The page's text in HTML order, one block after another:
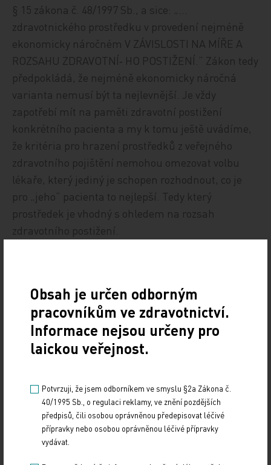
§ 15 zákona č. 48/1997 Sb., a sice: „…
zdravotnického prostředku v provedení nejméně
ekonomicky náročném V ZÁVISLOSTI NA MÍŘE A
ROZSAHU ZDRAVOTNÍ‑ HO POSTIŽENÍ.“ Zákon tedy
předpokládá, že nejméně ekonomicky náročná
varianta nemusí být ta nejlevnější. Je vždy
zapotřebí mít na paměti zdravotní postižení
konkrétního pacienta a my k tomu ještě uvádíme,
že kritéria pro hrazení prostředků z veřejného
zdravotního pojištění nemohou omezovat volbu
lékaře, který jediný je schopen rozhodnout, co je
pro „jeho“ pacienta to nejlepší. Tedy který
prostředek je vhodný s ohledem na rozsah
zdravotního postižení.
léčby, protože nejsou dostatečně zohledněny míra
a rozsah zdravotního postižení a mohou znamenat
další komplikace a náklady na léčbu. Zdravotní
pojišťovna se svými postupy zcela míjí smysl
Pro současnou situaci a výzvu k podání „žádosti o
setrvání v úhradovém katalogu“ budeme
instruovat členy, aby z důvodu procesní opatrnosti
podklady VZP poskytli, avšak doložili přesně
Obsah je určen odborným
pracovníkům ve zdravotnictví.
Informace nejsou určeny pro
laickou veřejnost.
Potvrzuji, že jsem odborníkem ve smyslu §2a Zákona č.
40/1995 Sb., o regulaci reklamy, ve znění pozdějších
předpisů, čili osobou oprávněnou předepisovat léčivé
přípravky nebo osobou oprávněnou léčivé přípravky
vydávat.